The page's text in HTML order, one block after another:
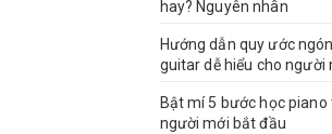
hay? Nguyên nhân
Hướng dẫn quy ước
guitar dễ hiểu cho người
Bật mí 5 bước học
người mới bắt đầu